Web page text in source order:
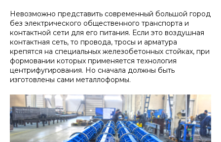
Невозможно представить современный большой город
без электрического общественного транспорта и
контактной сети для его питания. Если это воздушная
контактная сеть, то провода, тросы и арматура
крепятся на специальных железобетонных стойках, при
формовании которых применяется технология
центрифугирования. Но сначала должны быть
изготовлены сами металлоформы.